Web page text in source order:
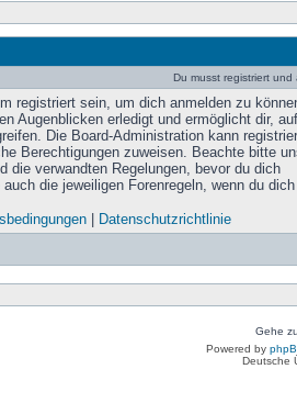
Du musst registriert
registriert sein, um dich anmelden zu
Augenblicken erledigt und ermöglicht dir, auf
Die Board-Administration kann
Berechtigungen zuweisen. Beachte bitte
die verwandten Regelungen, bevor du dich
die jeweiligen Forenregeln, wenn du
| Datenschutzrichtlinie
Gehe
Powered by
Deutsche